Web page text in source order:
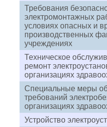
Требования
электромонтажных
условиях опасных и
производственных
учреждениях
Техническое
ремонт
организациях
Специальные меры
требований
организациях
Устройство